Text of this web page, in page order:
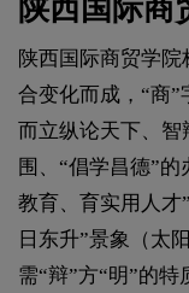
陕西国际商
陕西国际商贸学
合变化而成，“商
而立纵论天下、智
围、“倡学昌德”
教育、育实用人才
日东升”景象（太
需“辩”方“明”的